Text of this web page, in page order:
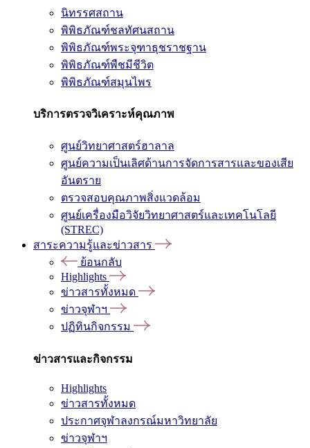
นิทรรศสถาน
พิพิธภัณฑ์ชลทัศนสถาน
พิพิธภัณฑ์พระจุฑาธุชราชฐาน
พิพิธภัณฑ์พืชมีชีวิต
พิพิธภัณฑ์สมุนไพร
บริการตรวจวิเคราะห์คุณภาพ
ศูนย์วิทยาศาสตร์ฮาลาล
ศูนย์ความเป็นเลิศด้านการจัดการสารและของเสีย
อันตราย
ตรวจสอบคุณภาพสิ่งแวดล้อม
ศูนย์เครื่องมือวิจัยวิทยาศาสตร์และเทคโนโลยี
(STREC)
สาระความรู้และข่าวสาร
ย้อนกลับ
Highlights
ข่าวสารทั้งหมด
ข่าวจุฬาฯ
ปฏิทินกิจกรรม
ข่าวสารและกิจกรรม
Highlights
ข่าวสารทั้งหมด
ประกาศจุฬาลงกรณ์มหาวิทยาลัย
ข่าวจุฬาฯ